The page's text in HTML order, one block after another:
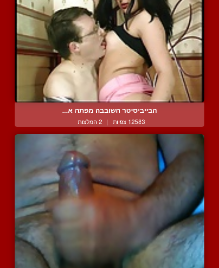
הבייביסיטר השובבה מפתה א...
12583 צפיות | 2 המלצות